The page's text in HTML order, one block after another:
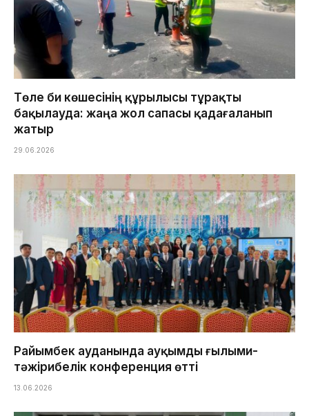
Төле би көшесінің құрылысы тұрақты
бақылауда: жаңа жол сапасы қадағаланып
жатыр
29.06.2026
Райымбек ауданында ауқымды ғылыми-
тәжірибелік конференция өтті
13.06.2026